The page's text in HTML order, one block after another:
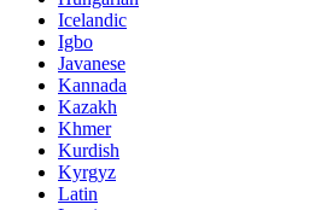
Icelandic
Igbo
Javanese
Kannada
Kazakh
Khmer
Kurdish
Kyrgyz
Latin